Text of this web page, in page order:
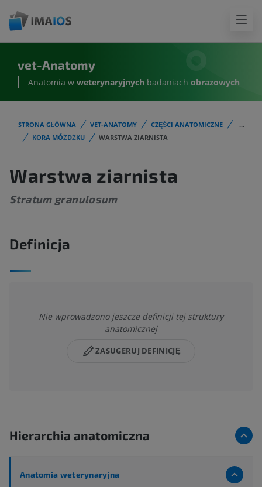
vet-Anatomy
Anatomia w weterynaryjnych badaniach obrazowych
STRONA GŁÓWNA VET-ANATOMY CZĘŚCI ANATOMICZNE
...
KORA MÓŻDŻKU
WARSTWA ZIARNISTA
Warstwa ziarnista
Stratum granulosum
Definicja
Nie wprowadzono jeszcze definicji tej struktury
anatomicznej
ZASUGERUJ DEFINICJĘ
Hierarchia anatomiczna
Anatomia weterynaryjna